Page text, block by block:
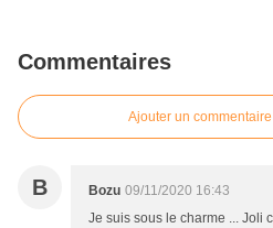
Commentaires
Ajouter un commentaire
B Bozu 09/11/2020 16:43
Je suis sous le charme ... Joli